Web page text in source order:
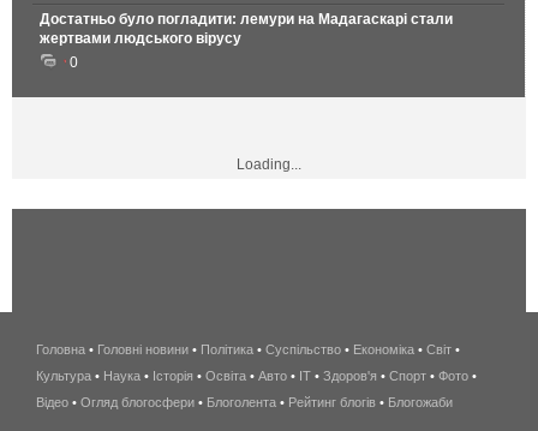
Достатньо було погладити: лемури на Мадагаскарі стали
жертвами людського вірусу
0
Loading...
беспроводной
интернет
киев
Головна • Головні новини • Політика • Суспільство • Економіка • Світ •
Культура • Наука • Історія • Освіта • Авто • IT • Здоров'я • Спорт • Фото •
Відео • Огляд блогосфери • Блоголента • Рейтинг блогів • Блогожаби